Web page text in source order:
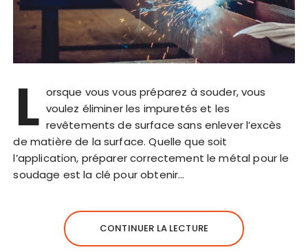
L orsque vous vous préparez à souder, vous
voulez éliminer les impuretés et les
revêtements de surface sans enlever l’excès
de matière de la surface. Quelle que soit
l’application, préparer correctement le métal pour le
soudage est la clé pour obtenir…
CONTINUER LA LECTURE